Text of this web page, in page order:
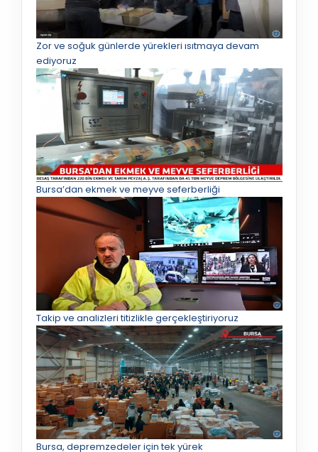
Zor ve soğuk günlerde yürekleri ısıtmaya devam
ediyoruz
Bursa’dan ekmek ve meyve seferberliği
Takip ve analizleri titizlikle gerçekleştiriyoruz
Bursa, depremzedeler için tek yürek